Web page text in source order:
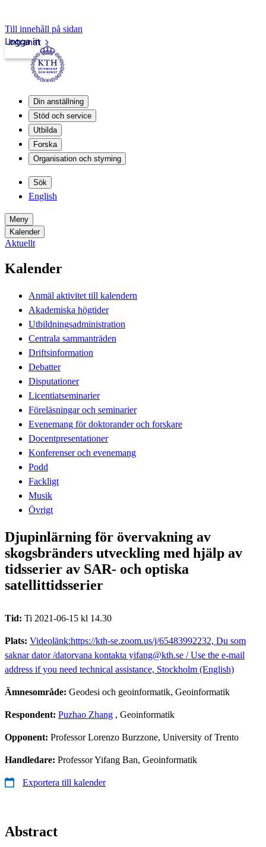
Till innehåll på sidan
Intranät
Logga in
Din anställning
Stöd och service
Utbilda
Forska
Organisation och styrning
Sök
English
Meny
Kalender
Aktuellt
Kalender
Anmäl aktivitet till kalendern
Akademiska högtider
Utbildningsadministration
Centrala sammanträden
Driftsinformation
Debatter
Disputationer
Licentiatseminarier
Föreläsningar och seminarier
Evenemang för doktorander och forskare
Docentpresentationer
Konferenser och evenemang
Podd
Fackligt
Musik
Övrigt
Djupinlärning för övervakning av
skogsbränders utveckling med hjälp av
tidsserier av SAR- och optiska
satellittidsserier
Tid: Ti 2021-06-15 kl 14.30
Plats: Videolänk:https://kth-se.zoom.us/j/65483992232, Du som
saknar dator /datorvana kontakta yifang@kth.se / Use the e-mail
address if you need technical assistance, Stockholm (English)
Ämnesområde: Geodesi och geoinformatik, Geoinformatik
Respondent: Puzhao Zhang , Geoinformatik
Opponent: Professor Lorenzo Burzzone, University of Trento
Handledare: Professor Yifang Ban, Geoinformatik
Exportera till kalender
Abstract